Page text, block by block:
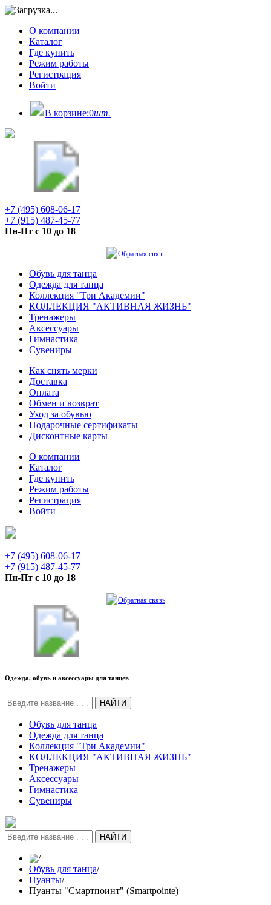
О компании
Каталог
Где купить
Режим работы
Регистрация
Войти
В корзине:0шт.
+7 (495) 608-06-17
+7 (915) 487-45-77
Пн-Пт с 10 до 18
Обратная связь
Обувь для танца
Одежда для танца
Коллекция "Три Академии"
КОЛЛЕКЦИЯ "АКТИВНАЯ ЖИЗНЬ"
Тренажеры
Аксессуары
Гимнастика
Сувениры
Как снять мерки
Доставка
Оплата
Обмен и возврат
Уход за обувью
Подарочные сертификаты
Дисконтные карты
О компании
Каталог
Где купить
Режим работы
Регистрация
Войти
+7 (495) 608-06-17
+7 (915) 487-45-77
Пн-Пт с 10 до 18
Обратная связь
Одежда, обувь и аксессуары для танцев
НАЙТИ
Обувь для танца
Одежда для танца
Коллекция "Три Академии"
КОЛЛЕКЦИЯ "АКТИВНАЯ ЖИЗНЬ"
Тренажеры
Аксессуары
Гимнастика
Сувениры
НАЙТИ
/
Обувь для танца/
Пуанты/
Пуанты "Смартпоинт" (Smartpointe)